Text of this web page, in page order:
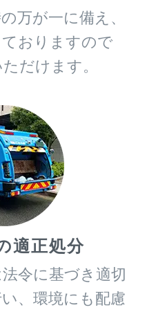
万が一に備え、
おりますので
だけます。
適正処分
令に基づき適切
、環境にも配慮